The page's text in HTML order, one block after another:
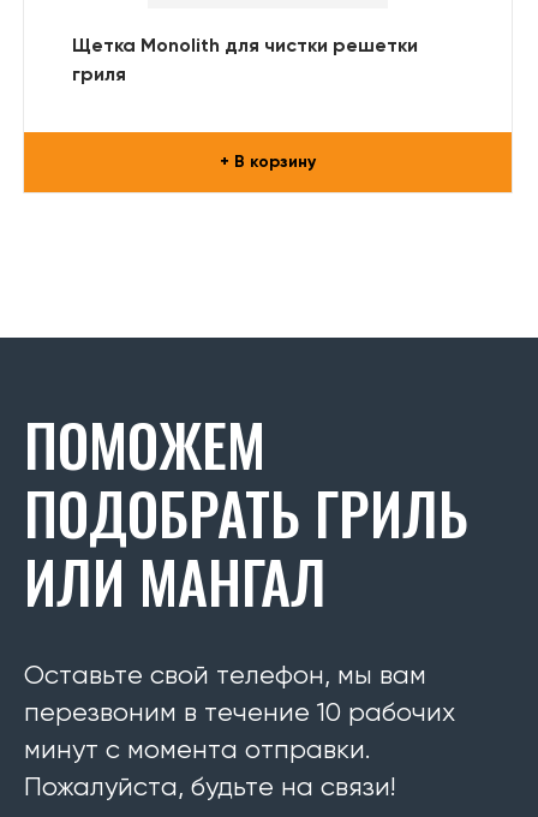
Щетка Monolith для чистки решетки
гриля
+ В корзину
ПОМОЖЕМ
ПОДОБРАТЬ ГРИЛЬ
ИЛИ МАНГАЛ
Оставьте свой телефон, мы вам
перезвоним в течение 10 рабочих
минут с момента отправки.
Пожалуйста, будьте на связи!